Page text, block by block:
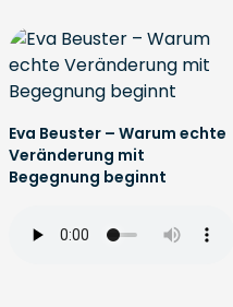
Eva Beuster – Warum echte
Veränderung mit
Begegnung beginnt